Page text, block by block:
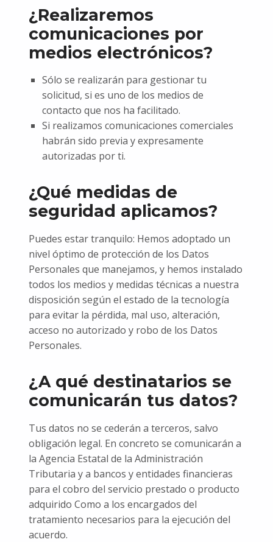
¿Realizaremos
comunicaciones por
medios electrónicos?
Sólo se realizarán para gestionar tu
solicitud, si es uno de los medios de
contacto que nos ha facilitado.
Si realizamos comunicaciones comerciales
habrán sido previa y expresamente
autorizadas por ti.
¿Qué medidas de
seguridad aplicamos?
Puedes estar tranquilo: Hemos adoptado un
nivel óptimo de protección de los Datos
Personales que manejamos, y hemos instalado
todos los medios y medidas técnicas a nuestra
disposición según el estado de la tecnología
para evitar la pérdida, mal uso, alteración,
acceso no autorizado y robo de los Datos
Personales.
¿A qué destinatarios se
comunicarán tus datos?
Tus datos no se cederán a terceros, salvo
obligación legal. En concreto se comunicarán a
la Agencia Estatal de la Administración
Tributaria y a bancos y entidades financieras
para el cobro del servicio prestado o producto
adquirido Como a los encargados del
tratamiento necesarios para la ejecución del
acuerdo.